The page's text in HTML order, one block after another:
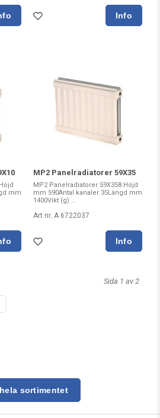
mm
MP2 Panelradiatorer 59X35
MP2 Panelradiatorer 59X358 Höjd
mm 590Antal kanaler 35Längd mm
1400Vikt (g) ...
Art nr. A 6722037
Sida 1 av 2
sortimentet